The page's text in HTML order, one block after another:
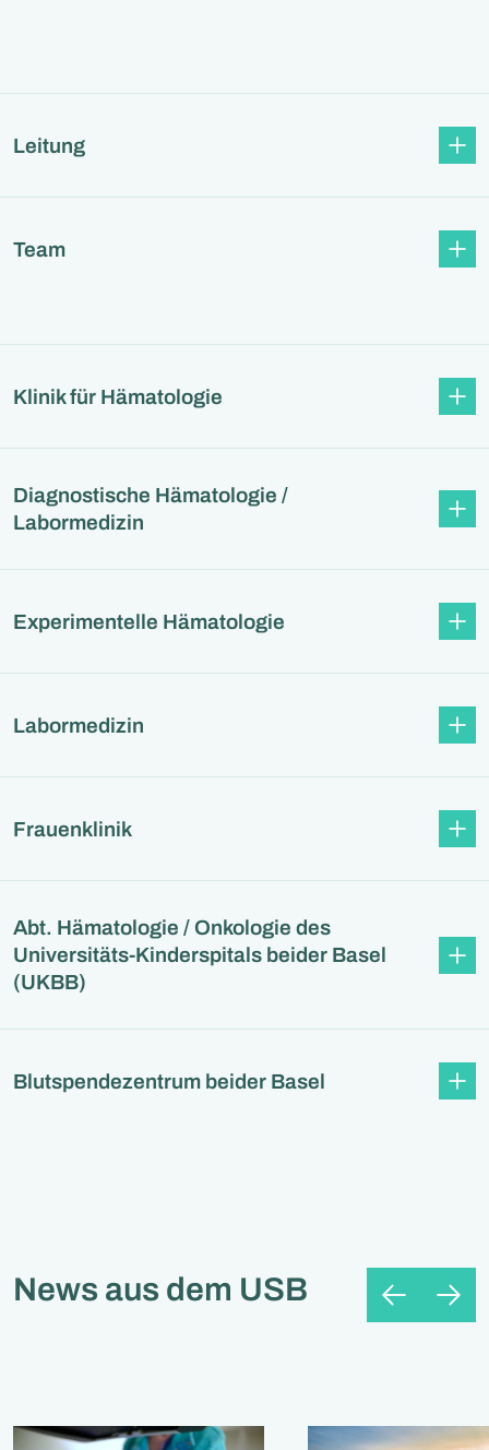
Leitung
Team
Klinik für Hämatologie
Diagnostische Hämatologie /
Labormedizin
Experimentelle Hämatologie
Labormedizin
Frauenklinik
Abt. Hämatologie / Onkologie des
Universitäts-Kinderspitals beider Basel
(UKBB)
Blutspendezentrum beider Basel
News aus dem USB